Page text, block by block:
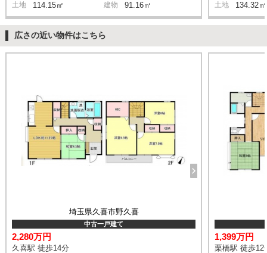
土地 114.15㎡ 建物 91.16㎡ 土地 134.32㎡
広さの近い物件はこちら
埼玉県久喜市野久喜
中古一戸建て
2,280万円
久喜駅 徒歩14分
1,399万円
栗橋駅 徒歩12